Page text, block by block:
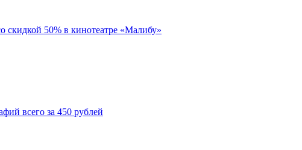
скидкой 50% в кинотеатре «Малибу»
всего за 450 рублей